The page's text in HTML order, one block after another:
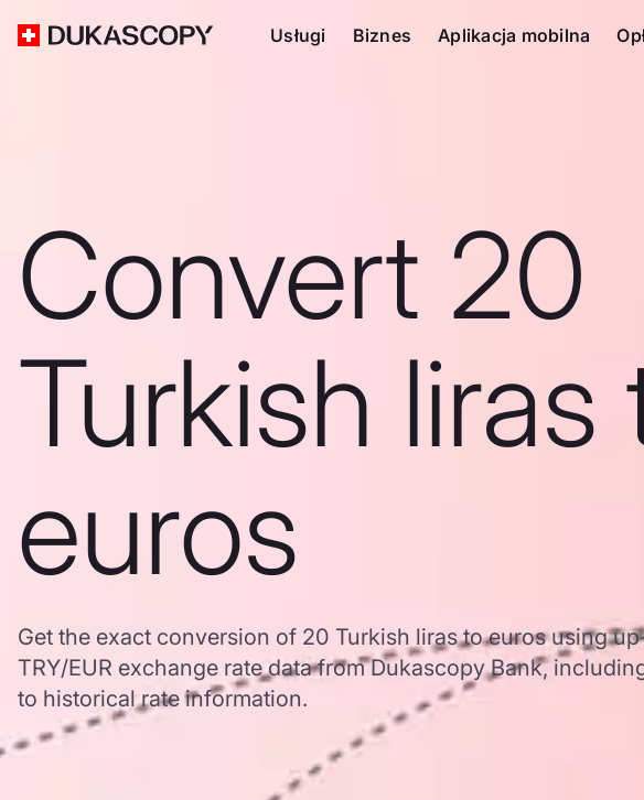
Usługi Biznes Aplikacja mobilna
Convert 20
Turkish liras
euros
Get the exact conversion of 20 Turkish liras to euros using
TRY/EUR exchange rate data from Dukascopy Bank,
to historical rate information.